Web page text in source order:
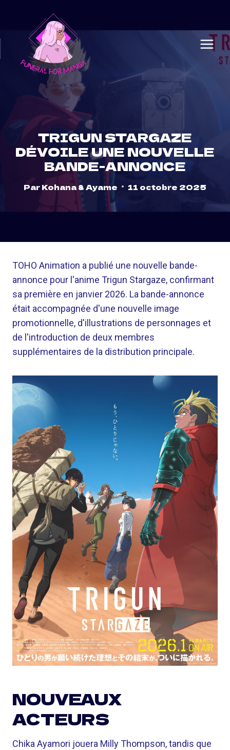
content
TRIGUN STARGAZE
DÉVOILE UNE NOUVELLE
BANDE-ANNONCE
ParKohana & Ayame 11 octobre 2025
TOHO Animation a publié une nouvelle bande-
annonce pour l'anime Trigun Stargaze, confirmant
sa première en janvier 2026. La bande-annonce
était accompagnée d'une nouvelle image
promotionnelle, d'illustrations de personnages et
de l'introduction de deux membres
supplémentaires de la distribution principale.
NOUVEAUX
ACTEURS
Chika Ayamori jouera Milly Thompson, tandis que